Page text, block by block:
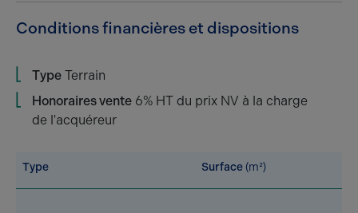
Conditions financières et dispositions
Type Terrain
Honoraires vente 6% HT du prix NV à la charge
de l'acquéreur
Type Surface (m²)